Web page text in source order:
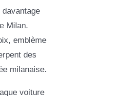
Milan.
emblème
des
milanaise.
voiture